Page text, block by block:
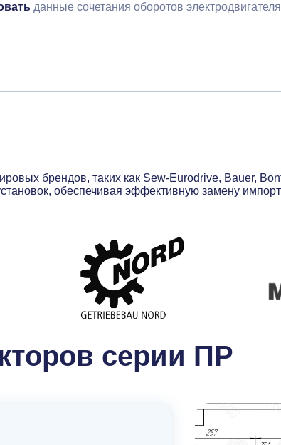
данные сочетания оборотов
брендов, таких как Sew-Eurodrive, Bauer,
обеспечивая эффективную замену
серии ПР